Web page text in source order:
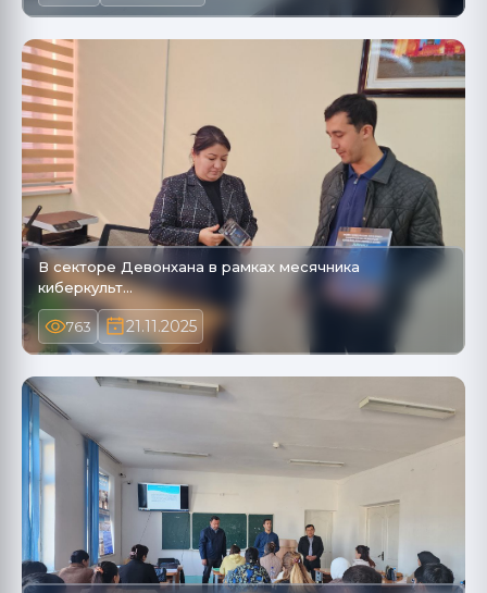
В секторе Девонхана в рамках месячника
киберкульт…
763 21.11.2025